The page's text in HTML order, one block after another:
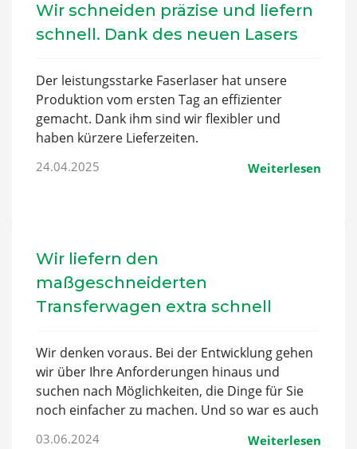
Wir schneiden präzise und liefern
schnell. Dank des neuen Lasers
Der leistungsstarke Faserlaser hat unsere
Produktion vom ersten Tag an effizienter
gemacht. Dank ihm sind wir flexibler und
haben kürzere Lieferzeiten.
24.04.2025 Weiterlesen
Wir liefern den
maßgeschneiderten
Transferwagen extra schnell
Wir denken voraus. Bei der Entwicklung gehen
wir über Ihre Anforderungen hinaus und
suchen nach Möglichkeiten, die Dinge für Sie
noch einfacher zu machen. Und so war es auch
03.06.2024 Weiterlesen